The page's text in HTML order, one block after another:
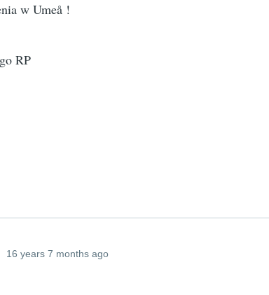
w Umeå !
RP
16 years 7 months ago